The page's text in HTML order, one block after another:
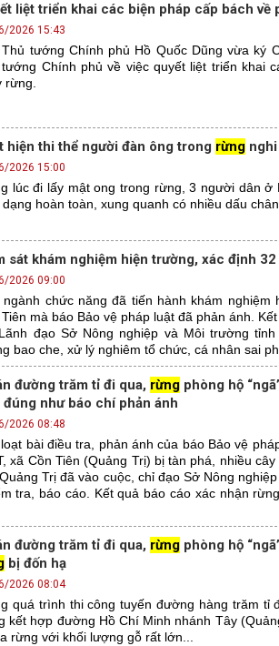
liệt triển khai các biện pháp cấp bách về
2026 15:43
Thủ tướng Chính phủ Hồ Quốc Dũng vừa ký
Chính phủ về việc quyết liệt triển khai
rừng.
hiện thi thể người đàn ông trong rừng
2026 15:00
lúc đi lấy mật ong trong rừng, 3 người dân
dạng hoàn toàn, xung quanh có nhiều dấu chân
sát khám nghiệm hiện trường, xác định
2026 09:00
ngành chức năng đã tiến hành khám
mà báo Bảo vệ pháp luật đã phản ánh.
đạo Sở Nông nghiệp và Môi trường
bao che, xử lý nghiêm tổ chức, cá nhân sai
đường trăm tỉ đi qua, rừng phòng hộ
đúng như báo chí phản ánh
2026 08:48
bài điều tra, phản ánh của báo Bảo vệ
xã Cồn Tiên (Quảng Trị) bị tàn phá, nhiều
Trị đã vào cuộc, chỉ đạo Sở Nông
tra, báo cáo. Kết quả báo cáo xác nhận
đường trăm tỉ đi qua, rừng phòng hộ
bị đốn hạ
2026 08:04
quá trình thi công tuyến đường hàng trăm tỉ
kết hợp đường Hồ Chí Minh nhánh Tây
rừng với khối lượng gỗ rất lớn...